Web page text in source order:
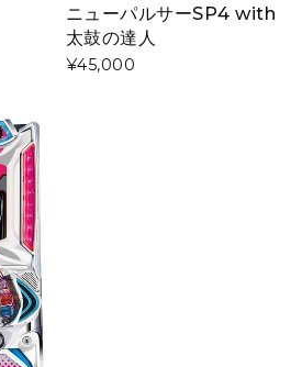
ニューパルサーSP4 with
太鼓の達人
¥45,000